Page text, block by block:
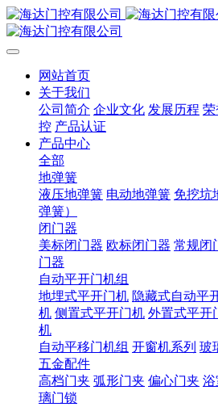
网站首页
关于我们
公司简介 企业文化 发展历程 荣
控 产品认证
产品中心
全部
地弹簧
液压地弹簧 电动地弹簧 免挖坑
弹簧）
闭门器
美标闭门器 欧标闭门器 常规闭
门器
自动平开门机组
地埋式平开门机 隐藏式自动平
机 侧置式平开门机 外置式平开
机
自动平移门机组 开窗机系列 玻
五金配件
高档门夹 弧形门夹 偏心门夹 浴
璃门锁